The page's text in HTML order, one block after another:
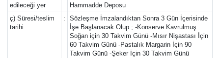
edileceği yer
Hammadde Deposu
ç) Süresi/teslim
tarihi
:
Sözleşme İmzalandıktan Sonra 3 Gün İçerisinde
İşe Başlanacak Olup ; -Konserve Kavrulmuş
Soğan için 30 Takvim Günü -Mısır Nişastası İçin
60 Takvim Günü -Pastalık Margarin İçin 90
Takvim Günü -Şeker İçin 30 Takvim Günü